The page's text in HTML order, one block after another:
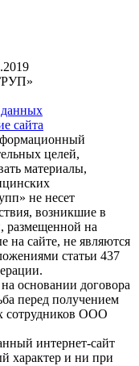
данных
сайта
целей,
материалы,
не несет
возникшие в
размещенной на
на сайте, не являются
статьи 437
основании договора
перед получением
сотрудников ООО
интернет-сайт
характер и ни при